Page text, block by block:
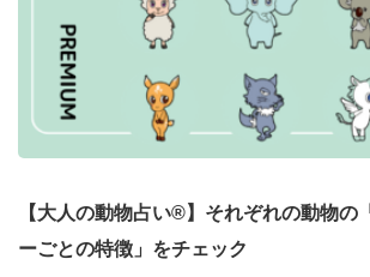
【大人の動物占い®】それぞれの動物の
ーごとの特徴」をチェック